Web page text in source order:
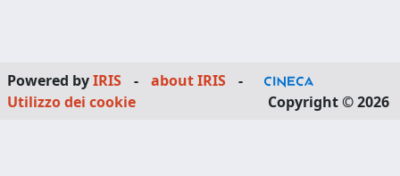
Powered byIRIS - about IRIS
-
Utilizzo dei cookie
Copyright © 2026